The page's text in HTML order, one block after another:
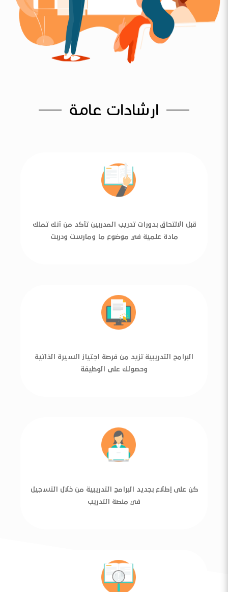
ارشادات عامة
قبل الالتحاق بدورات تدريب المدربين تأكد من أنك تملك
مادة علمية في موضوع ما ومارست ودربت
البرامج التدريبية تزيد من فرصة اجتياز السيرة الذاتية
وحصولك على الوظيفة
كن على إطلاع بجديد البرامج التدريبية من خلال التسجيل
في منصة التدريب